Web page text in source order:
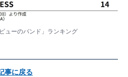
ューのバンド」ランキング
事に戻る